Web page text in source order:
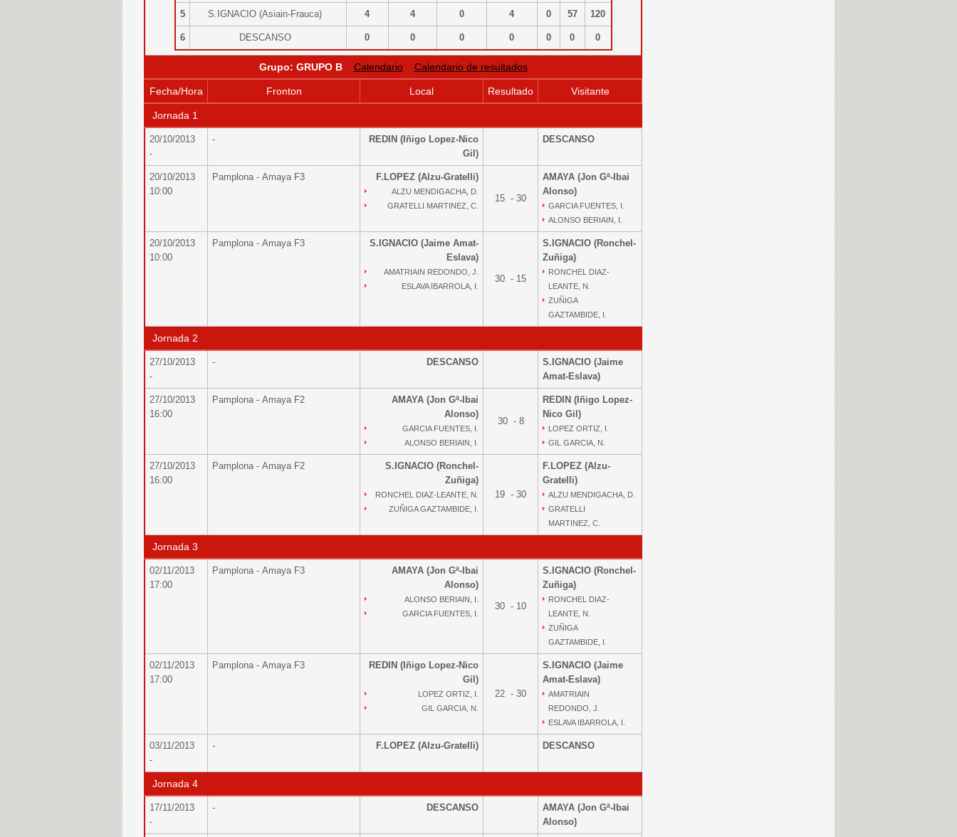
5 S.IGNACIO (Asiain-Frauca) 4 4 0 4 0 57 120
6 DESCANSO 0 0 0 0 0 0 0
Grupo: GRUPO B Calendario Calendario de resultados
Fecha/Hora Fronton Local Resultado Visitante
Jornada 1
20/10/2013
-
-
REDIN (Iñigo Lopez-Nico
Gil)
DESCANSO
20/10/2013
10:00
Pamplona - Amaya F3 F.LOPEZ (Alzu-Gratelli)
ALZU MENDIGACHA, D.
GRATELLI MARTINEZ, C.
15 - 30
AMAYA (Jon Gª-Ibai
Alonso)
GARCIA FUENTES, I.
ALONSO BERIAIN, I.
20/10/2013
10:00
Pamplona - Amaya F3
S.IGNACIO (Jaime Amat-
Eslava)
AMATRIAIN REDONDO, J.
ESLAVA IBARROLA, I.
30 - 15
S.IGNACIO (Ronchel-
Zuñiga)
RONCHEL DIAZ-
LEANTE, N.
ZUÑIGA
GAZTAMBIDE, I.
Jornada 2
27/10/2013
-
- DESCANSO
S.IGNACIO (Jaime
Amat-Eslava)
27/10/2013
16:00
Pamplona - Amaya F2
AMAYA (Jon Gª-Ibai
Alonso)
GARCIA FUENTES, I.
ALONSO BERIAIN, I.
30 - 8
REDIN (Iñigo Lopez-
Nico Gil)
LOPEZ ORTIZ, I.
GIL GARCIA, N.
27/10/2013
16:00
Pamplona - Amaya F2
S.IGNACIO (Ronchel-
Zuñiga)
RONCHEL DIAZ-LEANTE, N.
ZUÑIGA GAZTAMBIDE, I.
19 - 30
F.LOPEZ (Alzu-
Gratelli)
ALZU MENDIGACHA, D.
GRATELLI
MARTINEZ, C.
Jornada 3
02/11/2013
17:00
Pamplona - Amaya F3
AMAYA (Jon Gª-Ibai
Alonso)
ALONSO BERIAIN, I.
GARCIA FUENTES, I.
30 - 10
S.IGNACIO (Ronchel-
Zuñiga)
RONCHEL DIAZ-
LEANTE, N.
ZUÑIGA
GAZTAMBIDE, I.
02/11/2013
17:00
Pamplona - Amaya F3
REDIN (Iñigo Lopez-Nico
Gil)
LOPEZ ORTIZ, I.
GIL GARCIA, N.
22 - 30
S.IGNACIO (Jaime
Amat-Eslava)
AMATRIAIN
REDONDO, J.
ESLAVA IBARROLA, I.
03/11/2013
-
- F.LOPEZ (Alzu-Gratelli) DESCANSO
Jornada 4
17/11/2013
-
- DESCANSO
AMAYA (Jon Gª-Ibai
Alonso)